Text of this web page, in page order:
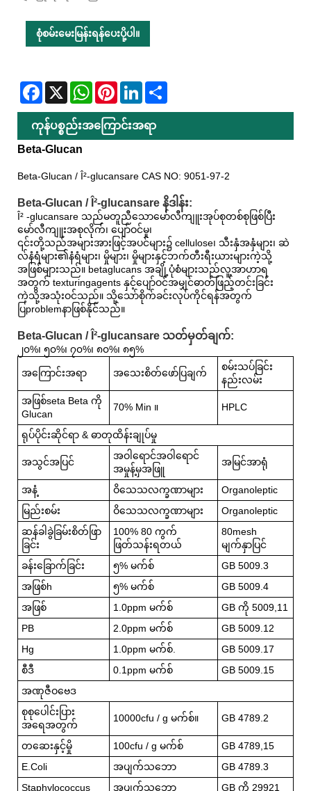
စုံစမ်းမေးမြန်းရန်ပေးပို့ပါ။
Facebook
X WhatsAppPinterestLinkedIn
ကုန်ပစ္စည်းအကြောင်းအရာ
Beta-Glucan
Beta-Glucan / Î²-glucansare CAS NO: 9051-97-2
Beta-Glucan / Î²-glucansare နိဒါန်း:
Î² -glucansare သည်မတူညီသောမော်လီကျူးအုပ်စုတစ်စုဖြစ်ပြီး
မော်လီကျူးအစုလိုက်၊ ပျော်ဝင်မှု၊
၎င်းတို့သည်အများအားဖြင့်အပင်များ၌ cellulose၊ သီးနှံအနှံများ၊ ဆဲ
လ်နံရံများ၏နံရံများ၊ မှိုများ၊ မှိုများနှင့်ဘက်တီးရီးယားများကဲ့သို့
အဖြစ်များသည်။ betaglucans အချို့ပုံစံများသည်လူ့အာဟာရ
အတွက် texturingagents နှင့်ပျော်ဝင်အမျှင်ဓာတ်ဖြည့်တင်းခြင်း
ကဲ့သို့အသုံးဝင်သည်။ သို့သော်စိုက်ခင်းလုပ်ကိုင်ရန်အတွက်
ပြproblemနာဖြစ်နိုင်သည်။
Beta-Glucan / Î²-glucansare သတ်မှတ်ချက်:
၂၀%၊ ၅၀%၊ ၇၀%၊ ၈၀%၊ ၈၅%
အကြောင်းအရာ အသေးစိတ်ဖော်ပြချက်
စမ်းသပ်ခြင်း
နည်းလမ်း
အဖြစ်seta Beta ကို
Glucan
70% Min ။ HPLC
ရုပ်ပိုင်းဆိုင်ရာ & ဓာတုထိန်းချုပ်မှု
အသွင်အပြင်
အဝါရောင်အဝါရောင်
အမှုန့်မှအဖြူ
အမြင်အာရုံ
အနံ့ ဝိသေသလက္ခဏာများ
Organoleptic
မြည်းစမ်း
ဝိသေသလက္ခဏာများ
Organoleptic
ဆန်ခါခွဲခြမ်းစိတ်ဖြာ
ခြင်း
100% 80 ကွက်
ဖြတ်သန်းရတယ်
80mesh
မျက်နှာပြင်
ခန်းခြောက်ခြင်း
၅% မက်စ်
GB 5009.3
အဖြစ်h
၅% မက်စ်
GB 5009.4
အဖြစ်
1.0ppm မက်စ်
GB ကို 5009,11
PB
2.0ppm မက်စ်
GB 5009.12
Hg
1.0ppm မက်စ်.
GB 5009.17
စီဒီ
0.1ppm မက်စ်
GB 5009.15
အဏုဇီဝဗေဒ
စုစုပေါင်းပြား
အရေအတွက်
10000cfu / g မက်စ်။ GB 4789.2
တဆေးနှင့်မှို 100cfu / g မက်စ်
GB 4789,15
E.Coli
အပျက်သဘော
GB 4789.3
Staphylococcus
အပျက်သဘော GB ကို 29921